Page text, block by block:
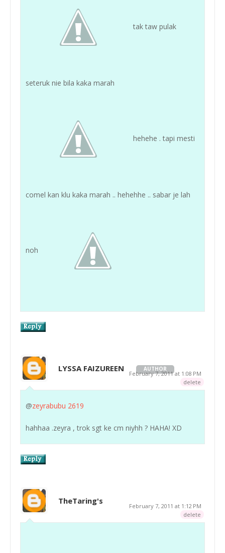
tak taw pulak
seteruk nie bila kaka marah
hehehe . tapi mesti
comel kan klu kaka marah .. hehehhe .. sabar je lah
noh
LYSSA FAIZUREEN AUTHOR
February 7, 2011 at 1:08 PM
delete
@zeyrabubu 2619
hahhaa .zeyra , trok sgt ke cm niyhh ? HAHA! XD
TheTaring's
February 7, 2011 at 1:12 PM
delete